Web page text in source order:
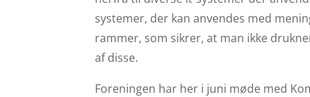
systemer, der kan anvendes med
rammer, som sikrer, at man ikke
af disse.
Foreningen har her i juni møde med